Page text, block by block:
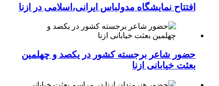
افتتاح نمایشگاه مدولباس ایرانی،اسلامی در ازنا
حضور شاعر برجسته کشور در یکصد و چهلمین
بعثت خیابانی ازنا